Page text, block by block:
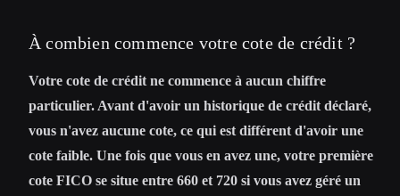
À combien commence votre cote de crédit ?
Votre cote de crédit ne commence à aucun chiffre
particulier. Avant d'avoir un historique de crédit déclaré,
vous n'avez aucune cote, ce qui est différent d'avoir une
cote faible. Une fois que vous en avez une, votre première
cote FICO se situe entre 660 et 720 si vous avez géré un